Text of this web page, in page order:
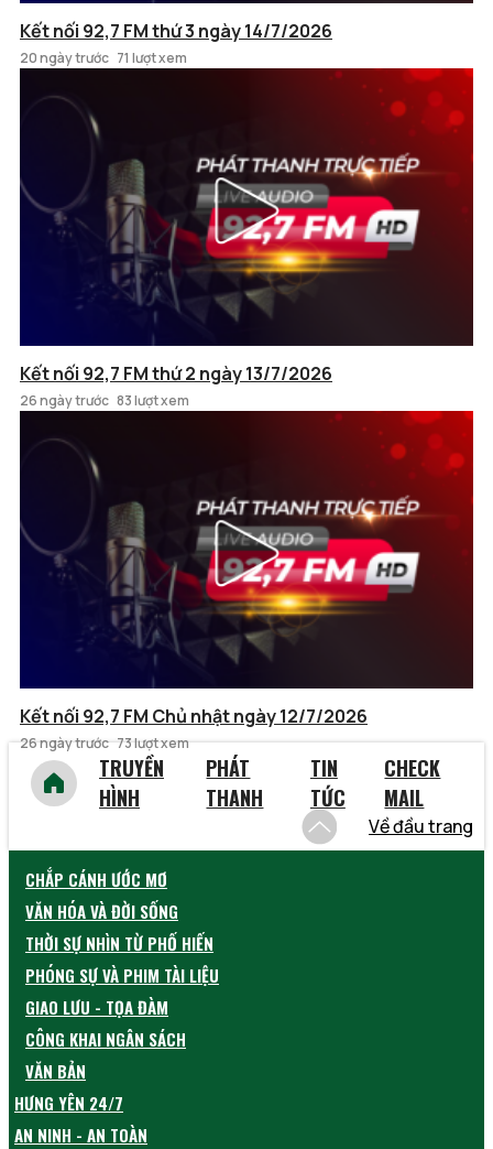
Kết nối 92,7 FM thứ 3 ngày 14/7/2026
20 ngày trước 71 lượt xem
Kết nối 92,7 FM thứ 2 ngày 13/7/2026
26 ngày trước 83 lượt xem
Kết nối 92,7 FM Chủ nhật ngày 12/7/2026
26 ngày trước 73 lượt xem
TRUYỀN
HÌNH
PHÁT
THANH
TIN
TỨC
CHECK
MAIL
Về đầu trang
CHẮP CÁNH ƯỚC MƠ
VĂN HÓA VÀ ĐỜI SỐNG
THỜI SỰ NHÌN TỪ PHỐ HIẾN
PHÓNG SỰ VÀ PHIM TÀI LIỆU
GIAO LƯU - TỌA ĐÀM
CÔNG KHAI NGÂN SÁCH
VĂN BẢN
HƯNG YÊN 24/7
AN NINH - AN TOÀN